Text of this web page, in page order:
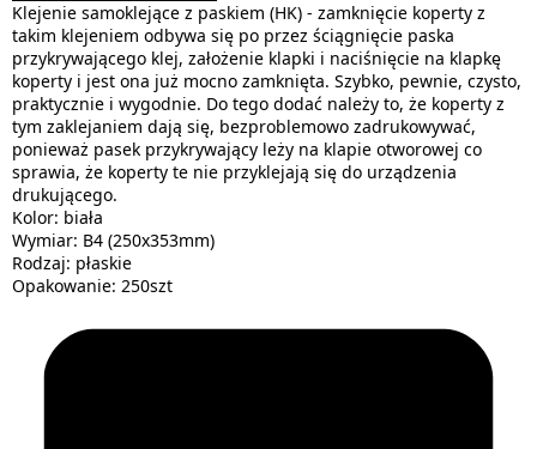
Klejenie samoklejące z paskiem (HK) - zamknięcie koperty z
takim klejeniem odbywa się po przez ściągnięcie paska
przykrywającego klej, założenie klapki i naciśnięcie na klapkę
koperty i jest ona już mocno zamknięta. Szybko, pewnie, czysto,
praktycznie i wygodnie. Do tego dodać należy to, że koperty z
tym zaklejaniem dają się, bezproblemowo zadrukowywać,
ponieważ pasek przykrywający leży na klapie otworowej co
sprawia, że koperty te nie przyklejają się do urządzenia
drukującego.
Kolor: biała
Wymiar: B4 (250x353mm)
Rodzaj: płaskie
Opakowanie: 250szt